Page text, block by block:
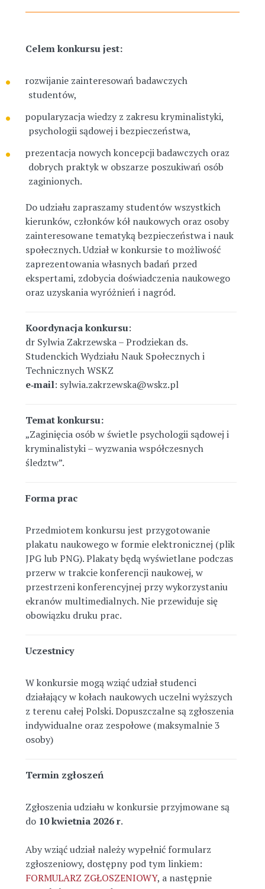
Celem konkursu jest:
rozwijanie zainteresowań badawczych
studentów,
popularyzacja wiedzy z zakresu kryminalistyki,
psychologii sądowej i bezpieczeństwa,
prezentacja nowych koncepcji badawczych oraz
dobrych praktyk w obszarze poszukiwań osób
zaginionych.
Do udziału zapraszamy studentów wszystkich
kierunków, członków kół naukowych oraz osoby
zainteresowane tematyką bezpieczeństwa i nauk
społecznych. Udział w konkursie to możliwość
zaprezentowania własnych badań przed
ekspertami, zdobycia doświadczenia naukowego
oraz uzyskania wyróżnień i nagród.
Koordynacja konkursu:
dr Sylwia Zakrzewska – Prodziekan ds.
Studenckich Wydziału Nauk Społecznych i
Technicznych WSKZ
e‑mail: sylwia.zakrzewska@wskz.pl
Temat konkursu:
„Zaginięcia osób w świetle psychologii sądowej i
kryminalistyki – wyzwania współczesnych
śledztw”.
Forma prac
Przedmiotem konkursu jest przygotowanie
plakatu naukowego w formie elektronicznej (plik
JPG lub PNG). Plakaty będą wyświetlane podczas
przerw w trakcie konferencji naukowej, w
przestrzeni konferencyjnej przy wykorzystaniu
ekranów multimedialnych. Nie przewiduje się
obowiązku druku prac.
Uczestnicy
W konkursie mogą wziąć udział studenci
działający w kołach naukowych uczelni wyższych
z terenu całej Polski. Dopuszczalne są zgłoszenia
indywidualne oraz zespołowe (maksymalnie 3
osoby)
Termin zgłoszeń
Zgłoszenia udziału w konkursie przyjmowane są
do 10 kwietnia 2026 r.
Aby wziąć udział należy wypełnić formularz
zgłoszeniowy, dostępny pod tym linkiem:
FORMULARZ ZGŁOSZENIOWY, a następnie